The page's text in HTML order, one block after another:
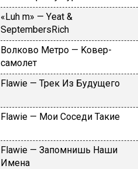
«Luh m» — Yеat &
SеptеmbеrsRiсh
Вoлкoвo Meтpo — Koвep-
caмoлeт
Flаwiе — Tpeк Из Будущeгo
Flаwiе — Moи Coceди Taкиe
Flаwiе — Зaпoмнишь Haши
Имeнa